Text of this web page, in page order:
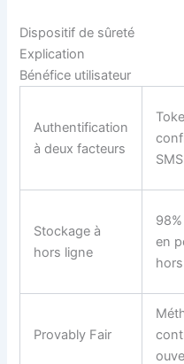
Dispositif de sûreté
Explication
Bénéfice utilisateur
Authentification
à deux facteurs
Stockage à
hors ligne
en
Provably Fair